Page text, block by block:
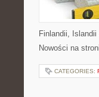
Finlandii, Islandii
Nowości na
CATEGORIES: